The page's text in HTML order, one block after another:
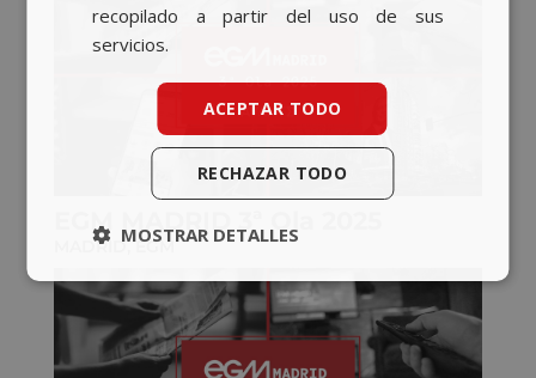
EGM MADRID 3ª Ola 2025
MADRID,EGM
recopilado a partir del uso de sus
servicios.
ACEPTAR TODO
RECHAZAR TODO
MOSTRAR DETALLES